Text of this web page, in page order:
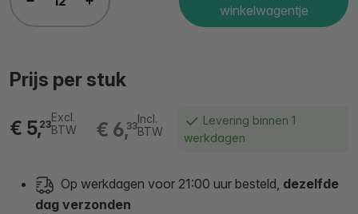
winkelwagentje
Prijs per stuk
€ 6,33
Incl.
BTW
€ 5,23
Excl.
BTW
Levering binnen 1
werkdagen
Op werkdagen voor 21:00 uur besteld, dezelfde
dag verzonden